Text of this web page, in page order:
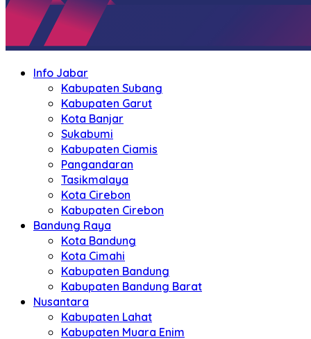
Info Jabar
Kabupaten Subang
Kabupaten Garut
Kota Banjar
Sukabumi
Kabupaten Ciamis
Pangandaran
Tasikmalaya
Kota Cirebon
Kabupaten Cirebon
Bandung Raya
Kota Bandung
Kota Cimahi
Kabupaten Bandung
Kabupaten Bandung Barat
Nusantara
Kabupaten Lahat
Kabupaten Muara Enim